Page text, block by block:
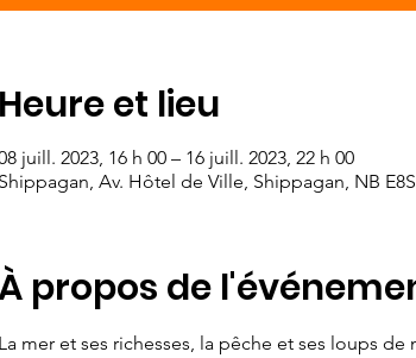
Heure et lieu
juill. 2023, 16 h 00 – 16 juill. 2023, 22 h 00
Shippagan, Av. Hôtel de Ville, Shippagan, NB
propos de
La mer et ses richesses, la pêche et ses loups